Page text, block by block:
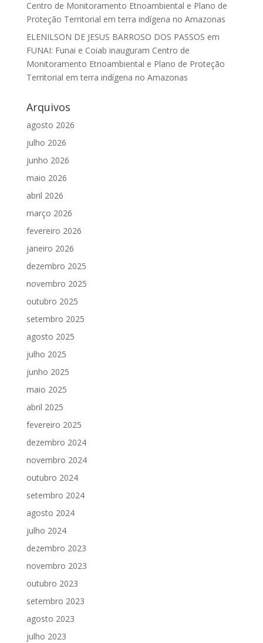
Centro de Monitoramento Etnoambiental e Plano de
Proteção Territorial em terra indígena no Amazonas
ELENILSON DE JESUS BARROSO DOS PASSOS em
FUNAI: Funai e Coiab inauguram Centro de
Monitoramento Etnoambiental e Plano de Proteção
Territorial em terra indígena no Amazonas
Arquivos
agosto 2026
julho 2026
junho 2026
maio 2026
abril 2026
março 2026
fevereiro 2026
janeiro 2026
dezembro 2025
novembro 2025
outubro 2025
setembro 2025
agosto 2025
julho 2025
junho 2025
maio 2025
abril 2025
fevereiro 2025
dezembro 2024
novembro 2024
outubro 2024
setembro 2024
agosto 2024
julho 2024
dezembro 2023
novembro 2023
outubro 2023
setembro 2023
agosto 2023
julho 2023